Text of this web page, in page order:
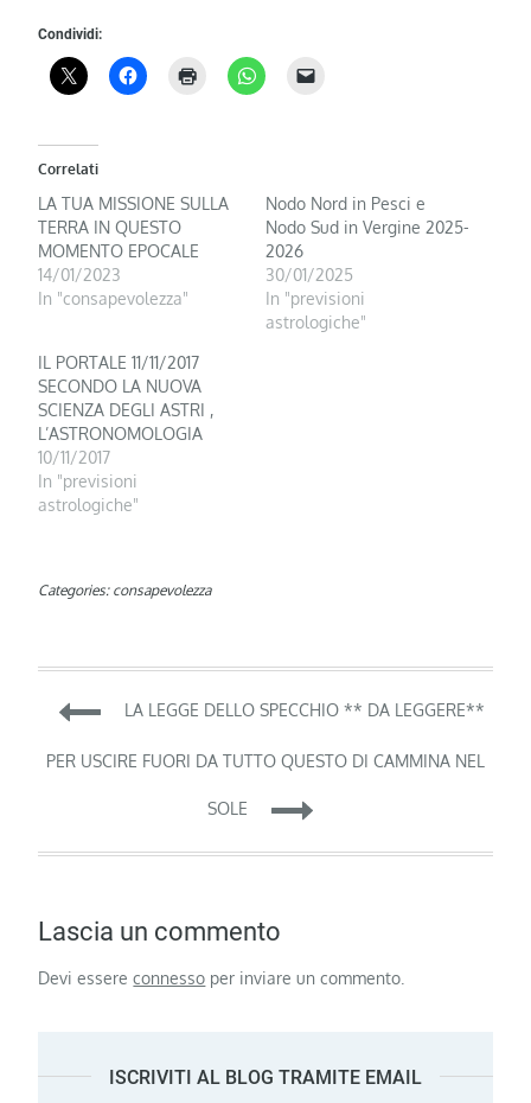
Condividi:
Correlati
LA TUA MISSIONE SULLA
TERRA IN QUESTO
MOMENTO EPOCALE
14/01/2023
In "consapevolezza"
Nodo Nord in Pesci e
Nodo Sud in Vergine 2025-
2026
30/01/2025
In "previsioni
astrologiche"
IL PORTALE 11/11/2017
SECONDO LA NUOVA
SCIENZA DEGLI ASTRI ,
L’ASTRONOMOLOGIA
10/11/2017
In "previsioni
astrologiche"
Categories: consapevolezza
Navigazione
articoli
LA LEGGE DELLO SPECCHIO ** DA LEGGERE**
PER USCIRE FUORI DA TUTTO QUESTO DI CAMMINA NEL
SOLE
Lascia un commento
Devi essereconnesso per inviare un commento.
ISCRIVITI AL BLOG TRAMITE EMAIL